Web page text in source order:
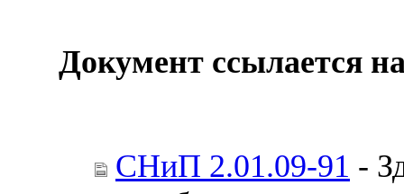
Документ ссылается
СНиП 2.01.09-91 -